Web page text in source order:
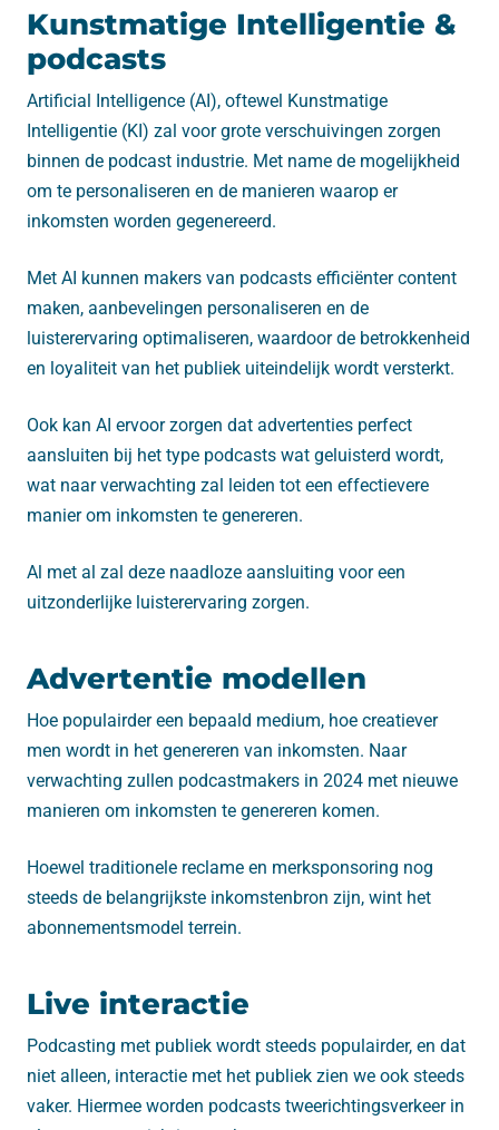
Kunstmatige Intelligentie &
podcasts
Artificial Intelligence (AI), oftewel Kunstmatige
Intelligentie (KI) zal voor grote verschuivingen zorgen
binnen de podcast industrie. Met name de mogelijkheid
om te personaliseren en de manieren waarop er
inkomsten worden gegenereerd.
Met AI kunnen makers van podcasts efficiënter content
maken, aanbevelingen personaliseren en de
luisterervaring optimaliseren, waardoor de betrokkenheid
en loyaliteit van het publiek uiteindelijk wordt versterkt.
Ook kan AI ervoor zorgen dat advertenties perfect
aansluiten bij het type podcasts wat geluisterd wordt,
wat naar verwachting zal leiden tot een effectievere
manier om inkomsten te genereren.
Al met al zal deze naadloze aansluiting voor een
uitzonderlijke luisterervaring zorgen.
Advertentie modellen
Hoe populairder een bepaald medium, hoe creatiever
men wordt in het genereren van inkomsten. Naar
verwachting zullen podcastmakers in 2024 met nieuwe
manieren om inkomsten te genereren komen.
Hoewel traditionele reclame en merksponsoring nog
steeds de belangrijkste inkomstenbron zijn, wint het
abonnementsmodel terrein.
Live interactie
Podcasting met publiek wordt steeds populairder, en dat
niet alleen, interactie met het publiek zien we ook steeds
vaker. Hiermee worden podcasts tweerichtingsverkeer in